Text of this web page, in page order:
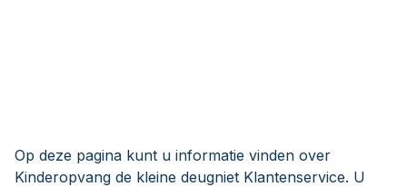
Op deze pagina kunt u informatie vinden over
Kinderopvang de kleine deugniet Klantenservice. U